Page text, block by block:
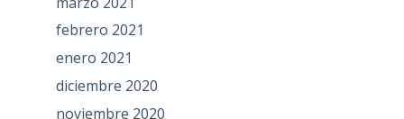
febrero 2021
enero 2021
diciembre 2020
noviembre 2020